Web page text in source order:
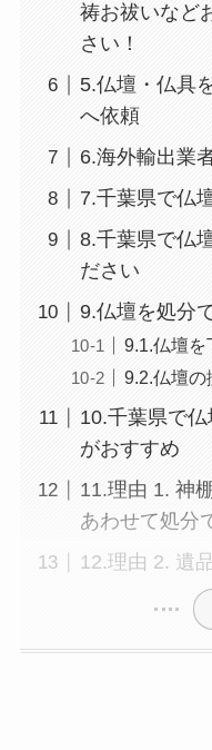
祷お祓いなど
さい！
5.仏壇・仏具
へ依頼
6.海外輸出業
7.千葉県で仏
8.千葉県で仏
ださい
9.仏壇を処分
9.1.仏壇を
9.2.仏壇の
10.千葉県で
がおすすめ
11.理由 1. 神
あわせて処分
12.理由 2. 遺